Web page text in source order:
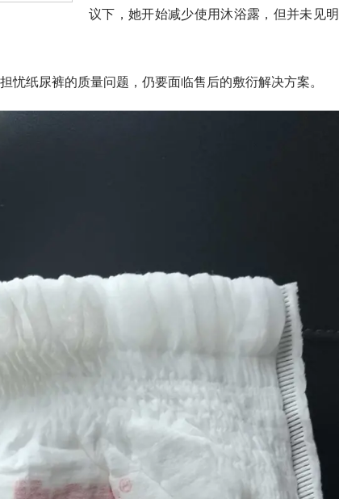
议下，她开始减少使用沐浴露，但并未见明
忧纸尿裤的质量问题，仍要面临售后的敷衍解决方案。